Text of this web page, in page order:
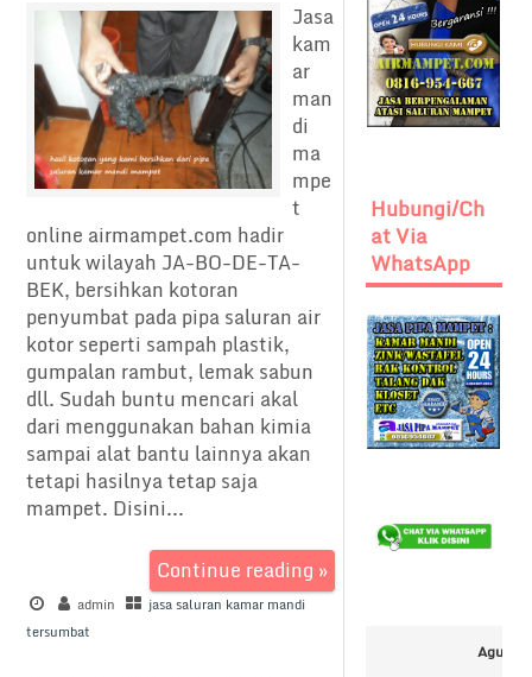
Jasa
kam
ar
man
di
ma
mpe
t
online airmampet.com hadir
untuk wilayah JA-BO-DE-TA-
BEK, bersihkan kotoran
penyumbat pada pipa saluran air
kotor seperti sampah plastik,
gumpalan rambut, lemak sabun
dll. Sudah buntu mencari akal
dari menggunakan bahan kimia
sampai alat bantu lainnya akan
tetapi hasilnya tetap saja
mampet. Disini...
Continue reading »
admin
jasa saluran kamar mandi
tersumbat
Hubungi/Ch
At Via
WhatsApp